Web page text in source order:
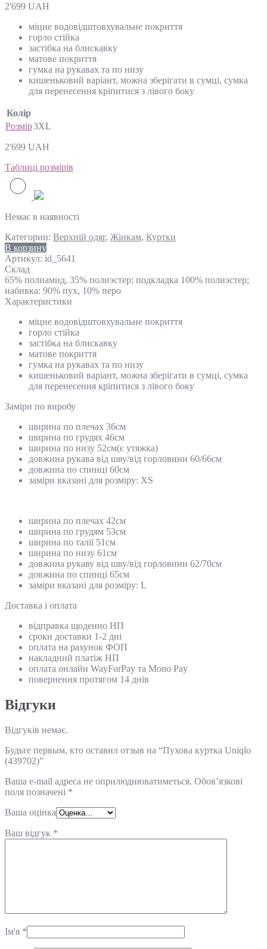
2'699 UAH
міцне водовідштовхувальне покриття
горло стійка
застібка на блискавку
матове покриття
гумка на рукавах та по низу
кишеньковий варіант, можна зберігати в сумці, сумка
для перенесення кріпитися з лівого боку
Колір
Розмір3XL
2'699 UAH
Таблиці розмірів
Немає в наявності
Категории: Верхній одяг, Жінкам, Куртки
В корзину
Артикул: id_5641
Склад
65% полиамид, 35% полиэстер; подкладка 100% полиэстер;
набивка: 90% пух, 10% перо
Характеристики
міцне водовідштовхувальне покриття
горло стійка
застібка на блискавку
матове покриття
гумка на рукавах та по низу
кишеньковий варіант, можна зберігати в сумці, сумка
для перенесення кріпитися з лівого боку
Замiри по виробу
ширина по плечах 36см
ширина по грудях 46см
ширина по низу 52см(є утяжка)
довжина рукава від шву/від горловини 60/66см
довжина по спинці 60см
заміри вказані для розміру: ХS
ширина по плечах 42см
ширина по грудям 53см
ширина по талії 51см
ширина по низу 61см
довжина рукаву від шву/від горловини 62/70см
довжина по спинці 65см
заміри вказані для розміру: L
Доставка і оплата
відправка щоденно НП
сроки доставки 1-2 дні
оплата на рахунок ФОП
накладний платіж НП
оплата онлайн WayForPay та Mono Pay
повернення протягом 14 днів
Відгуки
Відгуків немає.
Будьте первым, кто оставил отзыв на “Пухова куртка Uniqlo
(439702)”
Ваша e-mail адреса не оприлюднюватиметься. Обов’язкові
поля позначені *
Ваша оцінка
Ваш відгук *
Ім'я *